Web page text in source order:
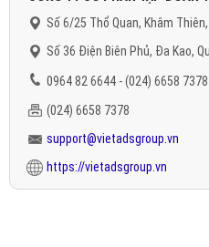
Số 6/25 Thổ Quan, Khâm
Số 36 Điện Biên Phủ, Đa Kao,
0964 82 6644 - (024) 6658 7378
(024) 6658 7378
support@vietadsgroup.vn
https://vietadsgroup.vn